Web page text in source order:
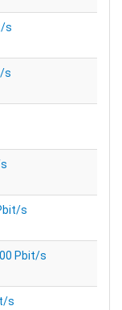
s
s
s
Pbit/s
s